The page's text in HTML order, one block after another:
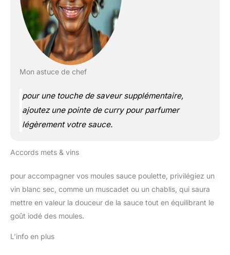
Mon astuce de chef
pour une touche de saveur supplémentaire,
ajoutez une pointe de curry pour parfumer
légèrement votre sauce.
Accords mets & vins
pour accompagner vos moules sauce poulette, privilégiez un
vin blanc sec, comme un muscadet ou un chablis, qui saura
mettre en valeur la douceur de la sauce tout en équilibrant le
goût iodé des moules.
L’info en plus